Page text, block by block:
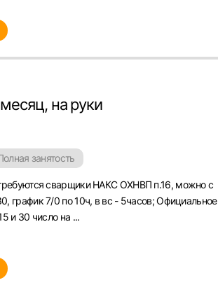
на руки
занятость
сварщики НАКС ОХНВП п.16, можно с
график 7/0 по 10ч, в вс - 5часов; Официальное
и 30 число на ...